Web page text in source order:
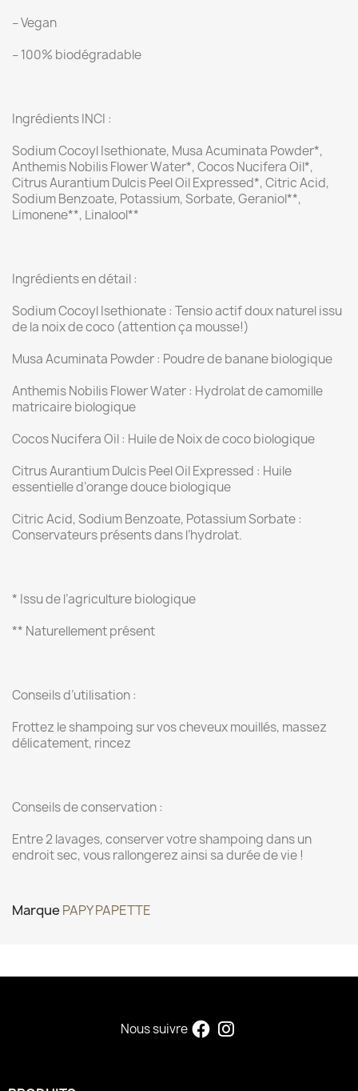
– Vegan
– 100% biodégradable
Ingrédients INCI :
Sodium Cocoyl Isethionate, Musa Acuminata Powder*,
Anthemis Nobilis Flower Water*, Cocos Nucifera Oil*,
Citrus Aurantium Dulcis Peel Oil Expressed*, Citric Acid,
Sodium Benzoate, Potassium, Sorbate, Geraniol**,
Limonene**, Linalool**
Ingrédients en détail :
Sodium Cocoyl Isethionate : Tensio actif doux naturel issu
de la noix de coco (attention ça mousse!)
Musa Acuminata Powder : Poudre de banane biologique
Anthemis Nobilis Flower Water : Hydrolat de camomille
matricaire biologique
Cocos Nucifera Oil : Huile de Noix de coco biologique
Citrus Aurantium Dulcis Peel Oil Expressed : Huile
essentielle d’orange douce biologique
Citric Acid, Sodium Benzoate, Potassium Sorbate :
Conservateurs présents dans l’hydrolat.
* Issu de l’agriculture biologique
** Naturellement présent
Conseils d’utilisation :
Frottez le shampoing sur vos cheveux mouillés, massez
délicatement, rincez
Conseils de conservation :
Entre 2 lavages, conserver votre shampoing dans un
endroit sec, vous rallongerez ainsi sa durée de vie !
Marque PAPY PAPETTE
Nous suivre